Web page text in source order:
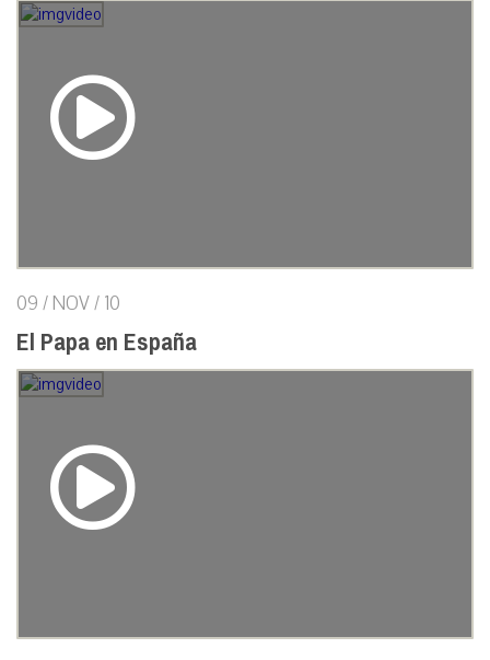
09 / NOV / 10
El Papa en España